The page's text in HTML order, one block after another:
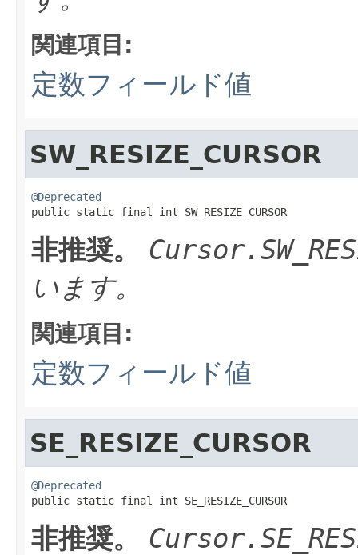
関連項目:
定数フィールド値
SW_RESIZE_CURSOR
@Deprecated
public static final int SW_RESIZE_CURSOR
非推奨。
います。
関連項目:
定数フィールド値
SE_RESIZE_CURSOR
@Deprecated
public static final int SE_RESIZE_CURSOR
非推奨。